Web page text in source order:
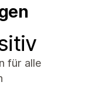
für alle